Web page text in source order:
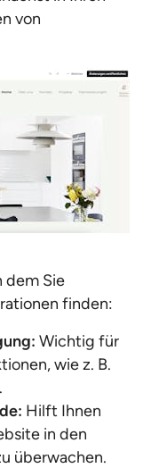
von
dem Sie
finden:
Wichtig für
wie z. B.
Hilft Ihnen
in den
überwachen.